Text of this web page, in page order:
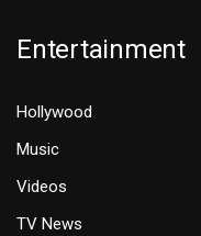
Entertainment
Hollywood
Music
Videos
TV News